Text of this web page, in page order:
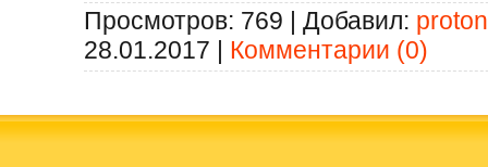
Просмотров: 769 | Добавил: proton
28.01.2017 | Комментарии (0)